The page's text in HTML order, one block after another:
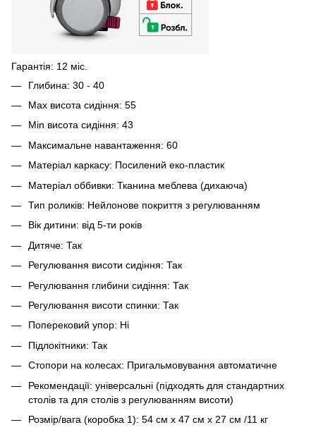
Гарантія: 12 міс.
Глибина: 30 - 40
Max висота сидіння: 55
Min висота сидіння: 43
Максимальне навантаження: 60
Матеріал каркасу: Посилений еко-пластик
Матеріал оббивки: Тканина меблева (дихаюча)
Тип роликів: Нейлонове покриття з регулюванням
Вік дитини: від 5-ти років
Дитяче: Так
Регулювання висоти сидіння: Так
Регулювання глибини сидіння: Так
Регулювання висоти спинки: Так
Поперековий упор: Ні
Підлокітники: Так
Стопори на колесах: Пригальмовування автоматичне
Рекомендації: універсальні (підходять для стандартних
столів та для столів з регулюванням висоти)
Розмір/вага (коробка 1): 54 см х 47 см х 27 см /11 кг